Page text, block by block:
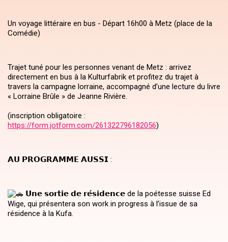
Un voyage littéraire en bus - Départ 16h00 à Metz (place de la
Comédie)
Trajet tuné pour les personnes venant de Metz : arrivez
directement en bus à la Kulturfabrik et profitez du trajet à
travers la campagne lorraine, accompagné d’une lecture du livre
« Lorraine Brûle » de Jeanne Rivière.
(inscription obligatoire :
https://form.jotform.com/261322796182056)
𝗔𝗨 𝗣𝗥𝗢𝗚𝗥𝗔𝗠𝗠𝗘 𝗔𝗨𝗦𝗦𝗜 :
𝗨𝗻𝗲 𝘀𝗼𝗿𝘁𝗶𝗲 𝗱𝗲 𝗿𝗲́𝘀𝗶𝗱𝗲𝗻𝗰𝗲 de la poétesse suisse Ed
Wige, qui présentera son work in progress à l’issue de sa
résidence à la Kufa.